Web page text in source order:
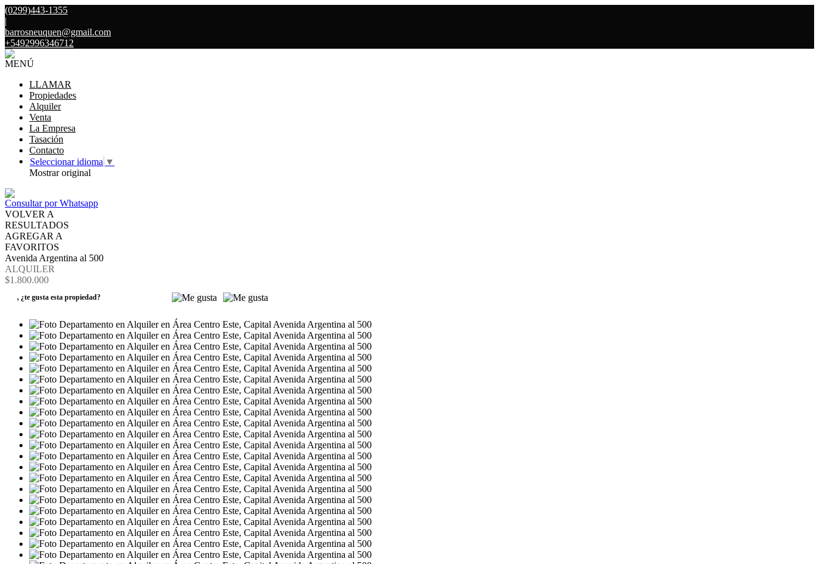
(0299)443-1355
|
barrosneuquen@gmail.com
+5492996346712
MENÚ
LLAMAR
Propiedades
Alquiler
Venta
La Empresa
Tasación
Contacto
Seleccionar idioma ▼
Mostrar original
Consultar por Whatsapp
VOLVER A
RESULTADOS
AGREGAR A
FAVORITOS
Avenida Argentina al 500
ALQUILER
$1.800.000
, ¿te gusta esta propiedad?